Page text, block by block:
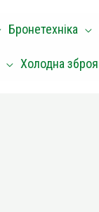
Бронетехніка
Холодна зброя